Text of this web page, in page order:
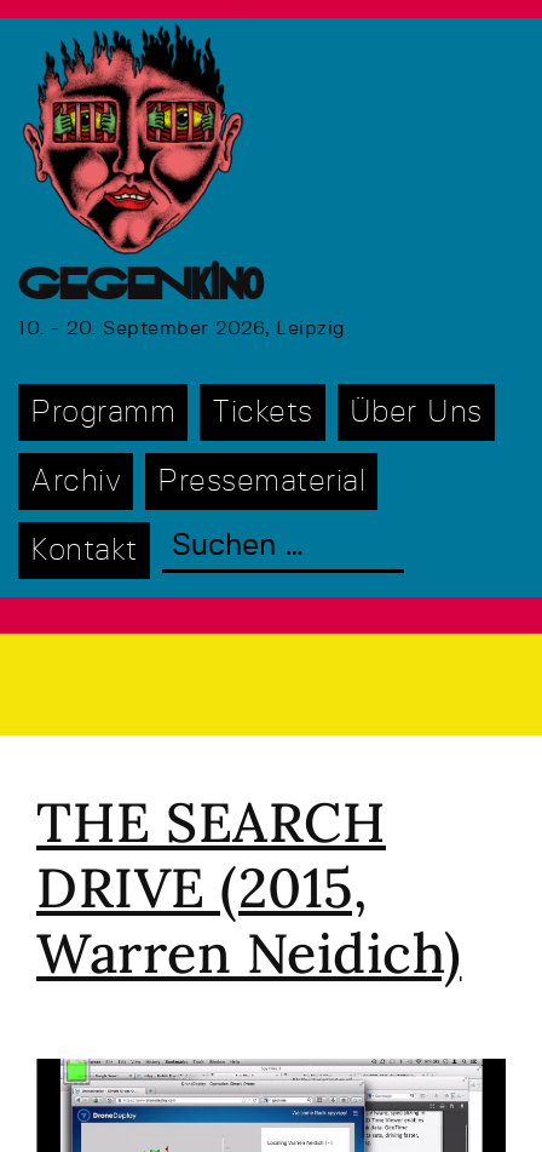
GEGENkino
10. - 20. September 2026, Leipzig
Programm Tickets Über Uns
Archiv Pressematerial
Kontakt
THE SEARCH
DRIVE (2015,
Warren Neidich)